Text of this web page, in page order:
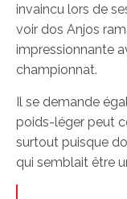
invaincu lors de
voir dos Anjos
impressionnante
championnat.
Il se demande
poids-léger peut
surtout puisque
qui semblait être